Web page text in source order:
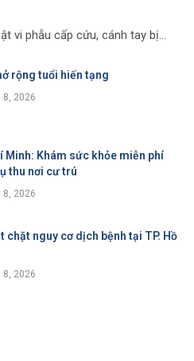
vi phẫu cấp cứu, cánh tay bị…
rộng tuổi hiến tạng
8, 2026
Minh: Khám sức khỏe miễn phí
thu nơi cư trú
8, 2026
chặt nguy cơ dịch bệnh tại TP. Hồ
8, 2026